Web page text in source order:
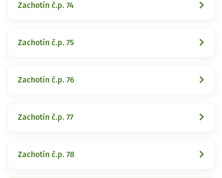
Zachotín č.p. 74
Zachotín č.p. 75
Zachotín č.p. 76
Zachotín č.p. 77
Zachotín č.p. 78